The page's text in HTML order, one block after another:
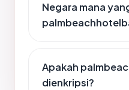
Negara mana
Apakah
dienkripsi?